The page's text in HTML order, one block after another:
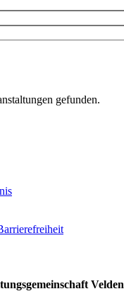
gefunden.
Velden